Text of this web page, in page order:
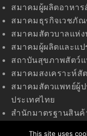
สมาคมผู้ผลิตอาหาร
สมาคมธุรกิจเวชภั
สมาคมสัตวบาลแห่ง
สมาคมผู้ผลิตและแป
สถาบันสุขภาพสัตว์
สมาคมสงเคราะห์สั
สมาคมสัตวแพทย์ผู้
ประเทศไทย
สำนักมาตรฐานสินค้
This site uses